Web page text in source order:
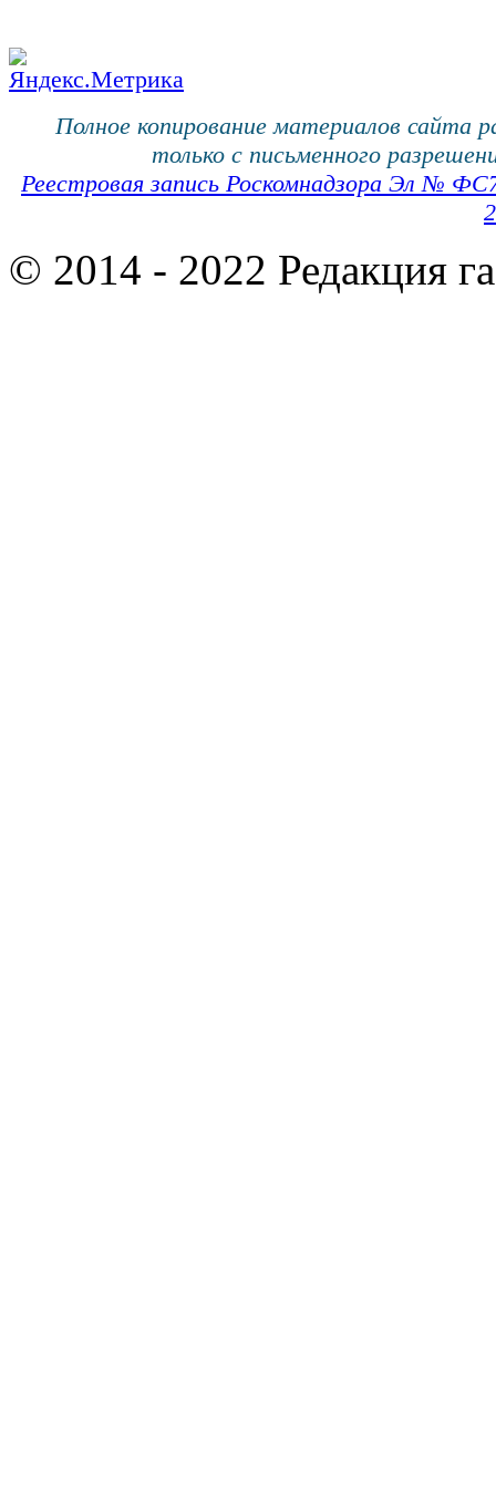
Полное копирование материалов сайта
только с письменного
Реестровая запись Роскомнадзора Эл №
© 2014 - 2022 Редакция